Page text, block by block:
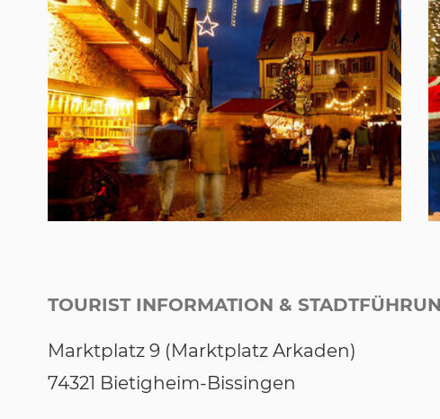
TOURIST INFORMATION &
Marktplatz 9 (Marktplatz Arkaden)
74321 Bietigheim-Bissingen